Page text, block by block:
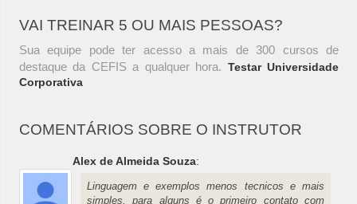
VAI TREINAR 5 OU MAIS PESSOAS?
Sua equipe pode ter acesso a mais de 300 cursos de
destaque da CEFIS a qualquer hora. Testar Universidade
Corporativa
COMENTÁRIOS SOBRE O INSTRUTOR
Alex de Almeida Souza:
Linguagem e exemplos menos tecnicos e mais
simples, para alguns é o primeiro contato com